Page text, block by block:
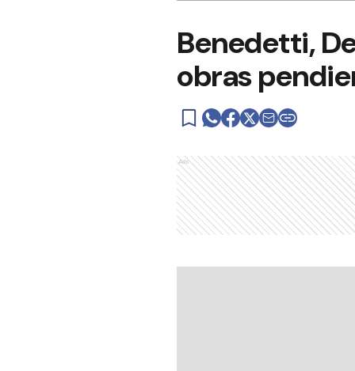
Benedetti,
obras
Ads